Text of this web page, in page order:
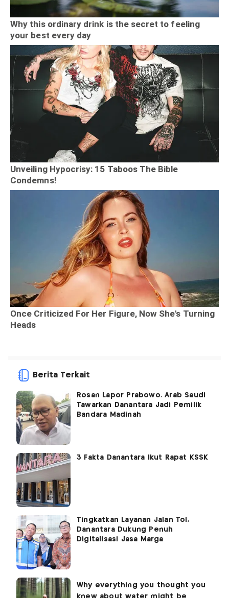
Berita Terkait
Rosan Lapor Prabowo, Arab Saudi
Tawarkan Danantara Jadi Pemilik
Bandara Madinah
3 Fakta Danantara Ikut Rapat KSSK
Tingkatkan Layanan Jalan Tol,
Danantara Dukung Penuh
Digitalisasi Jasa Marga